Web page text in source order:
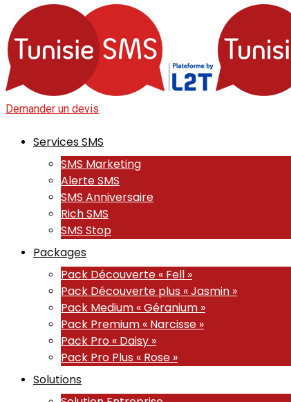
Demander un devis
Services SMS
SMS Marketing
Alerte SMS
SMS Anniversaire
Rich SMS
SMS Stop
Packages
Pack Découverte « Fell »
Pack Découverte plus « Jasmin »
Pack Medium « Géranium »
Pack Premium « Narcisse »
Pack Pro « Daisy »
Pack Pro Plus « Rose »
Solutions